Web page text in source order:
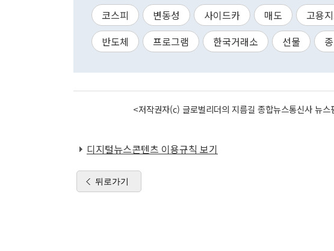
코스피 변동성 사이드카 매도 고용
반도체
프로그램 한국거래소 선물
<저작권자(c) 글로벌리더의 지름길 종합뉴스통신사 뉴
디지털뉴스콘텐츠 이용규칙 보기
뒤로가기